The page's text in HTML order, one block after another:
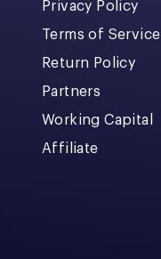
Privacy Policy
Terms of Service
Return Policy
Partners
Working Capital
Affiliate